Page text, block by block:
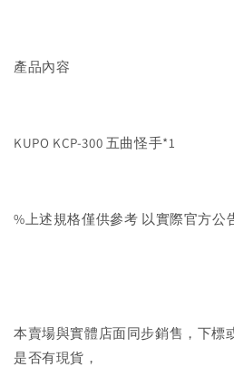
產品內容
KUPO KCP-300 五曲怪手*1
%上述規格僅供參考 以實際官方公
本賣場與實體店面同步銷售，下標
是否有現貨，